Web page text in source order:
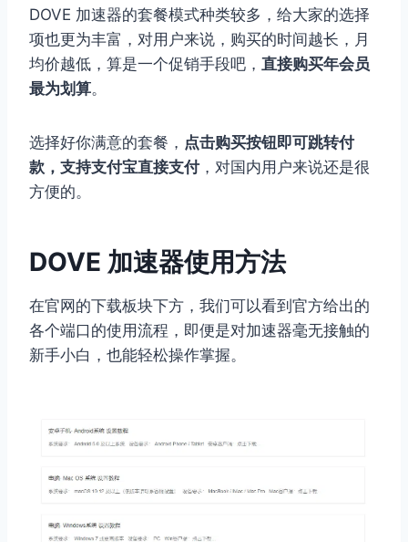
DOVE 加速器的套餐模式种类较多，给大家的选择
项也更为丰富，对用户来说，购买的时间越长，月
均价越低，算是一个促销手段吧， 直接购买年会员
最为划算。
选择好你满意的套餐， 点击购买按钮即可跳转付
款，支持支付宝直接支付，对国内用户来说还是很
方便的。
DOVE 加速器使用方法
在官网的下载板块下方，我们可以看到官方给出的
各个端口的使用流程，即便是对加速器毫无接触的
新手小白，也能轻松操作掌握。